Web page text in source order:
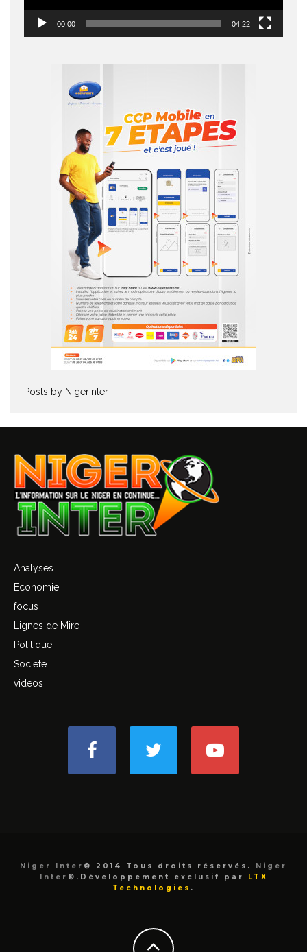
00:00 04:22
Posts by NigerInter
Analyses
Economie
focus
Lignes de Mire
Politique
Societe
videos
Niger Inter © 2014 Tous droits réservés.
Niger
Inter ©.Développement exclusif par
LTX
Technologies .